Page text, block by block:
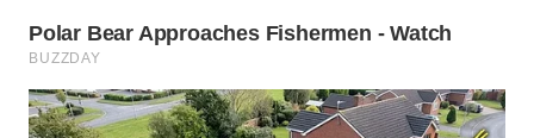
WN
MANDALIKA